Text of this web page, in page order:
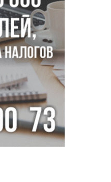
сердце восьмиклассницы